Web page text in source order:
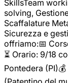
SkillsTeam
solving,
Scaffalature
Sicurezza e
offriamo:📅
⏳ Orario: 9/18
Pontedera